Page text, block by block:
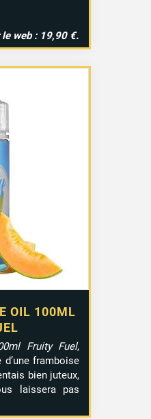
web : 19,90 €.
OIL 100ML
Fruity Fuel,
framboise
bien juteux,
laissera pas